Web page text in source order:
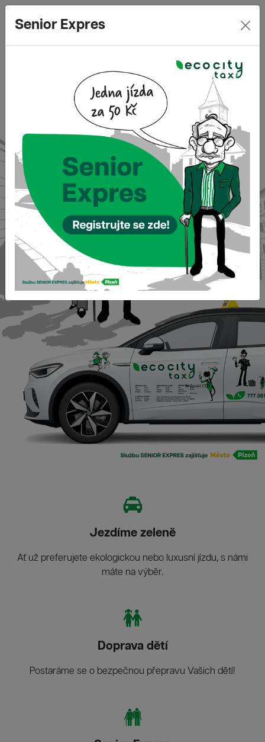
777 361 361
Senior Expres
REGISTRUJ SE ZDE
Jezdíme zeleně
Ať už preferujete ekologickou nebo luxusní jízdu, s námi
máte na výběr.
Doprava dětí
Postaráme se o bezpečnou přepravu Vašich dětí!
Senior Expres